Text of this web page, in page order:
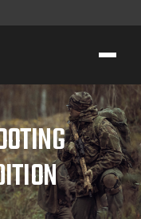
TAKTYCZNE